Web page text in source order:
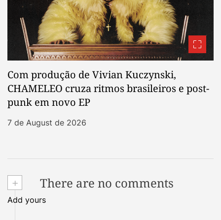
Com produção de Vivian Kuczynski,
CHAMELEO cruza ritmos brasileiros e post-
punk em novo EP
7 de August de 2026
+ There are no comments
Add yours